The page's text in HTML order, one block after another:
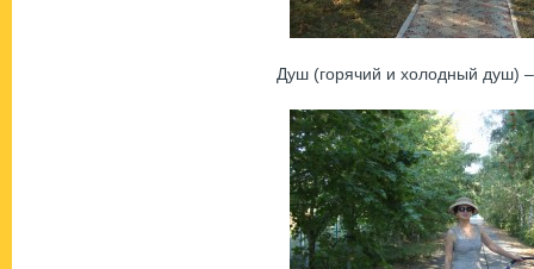
Душ (горячий и холодный душ)